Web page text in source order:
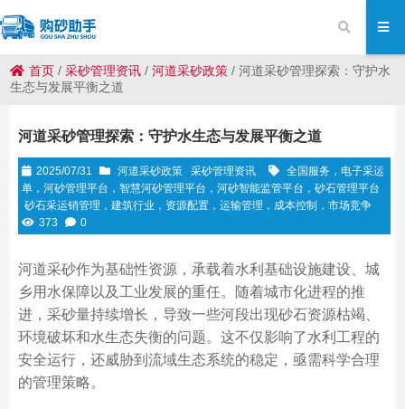
首页 /采砂管理资讯 /河道采砂政策 /河道采砂管理探索：守护水
生态与发展平衡之道
河道采砂管理探索：守护水生态与发展平衡之道
2025/07/31 河道采砂政策 采砂管理资讯
全国服务，电子采运
单，河砂管理平台，智慧河砂管理平台，河砂智能监管平台，砂石管理平台
砂石采运销管理，建筑行业，资源配置，运输管理，成本控制，市场竞争
373
0
河道采砂作为基础性资源，承载着水利基础设施建设、城
乡用水保障以及工业发展的重任。随着城市化进程的推
进，采砂量持续增长，导致一些河段出现砂石资源枯竭、
环境破坏和水生态失衡的问题。这不仅影响了水利工程的
安全运行，还威胁到流域生态系统的稳定，亟需科学合理
的管理策略。